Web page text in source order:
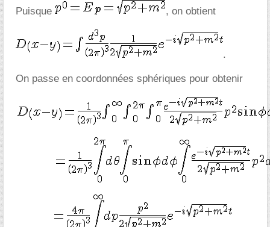
Puisque , on obtient
.
On passe en coordonnées sphériques pour obtenir